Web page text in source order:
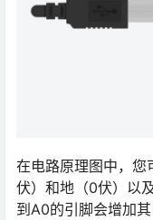
在电路原理图中，您
伏）和地（0伏）以
到A0的引脚会增加